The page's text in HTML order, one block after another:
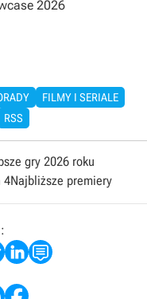
2026
FILMY I SERIALE
RSS
gry 2026 roku
4Najbliższe premiery